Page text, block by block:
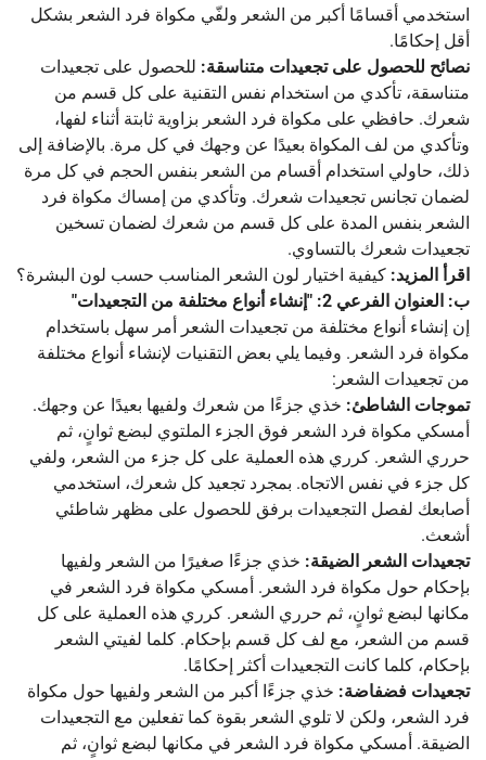
استخدمي أقسامًا أكبر من الشعر ولفّي مكواة فرد الشعر بشكل
أقل إحكامًا.
نصائح للحصول على تجعيدات متناسقة: للحصول على تجعيدات
متناسقة، تأكدي من استخدام نفس التقنية على كل قسم من
شعرك. حافظي على مكواة فرد الشعر بزاوية ثابتة أثناء لفها،
وتأكدي من لف المكواة بعيدًا عن وجهك في كل مرة. بالإضافة إلى
ذلك، حاولي استخدام أقسام من الشعر بنفس الحجم في كل مرة
لضمان تجانس تجعيدات شعرك. وتأكدي من إمساك مكواة فرد
الشعر بنفس المدة على كل قسم من شعرك لضمان تسخين
تجعيدات شعرك بالتساوي.
اقرأ المزيد: كيفية اختيار لون الشعر المناسب حسب لون البشرة؟
ب: العنوان الفرعي 2: "إنشاء أنواع مختلفة من التجعيدات"
إن إنشاء أنواع مختلفة من تجعيدات الشعر أمر سهل باستخدام
مكواة فرد الشعر. وفيما يلي بعض التقنيات لإنشاء أنواع مختلفة
من تجعيدات الشعر:
تموجات الشاطئ: خذي جزءًا من شعرك ولفيها بعيدًا عن وجهك.
أمسكي مكواة فرد الشعر فوق الجزء الملتوي لبضع ثوانٍ، ثم
حرري الشعر. كرري هذه العملية على كل جزء من الشعر، ولفي
كل جزء في نفس الاتجاه. بمجرد تجعيد كل شعرك، استخدمي
أصابعك لفصل التجعيدات برفق للحصول على مظهر شاطئي
أشعث.
تجعيدات الشعر الضيقة: خذي جزءًا صغيرًا من الشعر ولفيها
بإحكام حول مكواة فرد الشعر. أمسكي مكواة فرد الشعر في
مكانها لبضع ثوانٍ، ثم حرري الشعر. كرري هذه العملية على كل
قسم من الشعر، مع لف كل قسم بإحكام. كلما لفيتي الشعر
بإحكام، كلما كانت التجعيدات أكثر إحكامًا.
تجعيدات فضفاضة: خذي جزءًا أكبر من الشعر ولفيها حول مكواة
فرد الشعر، ولكن لا تلوي الشعر بقوة كما تفعلين مع التجعيدات
الضيقة. أمسكي مكواة فرد الشعر في مكانها لبضع ثوانٍ، ثم